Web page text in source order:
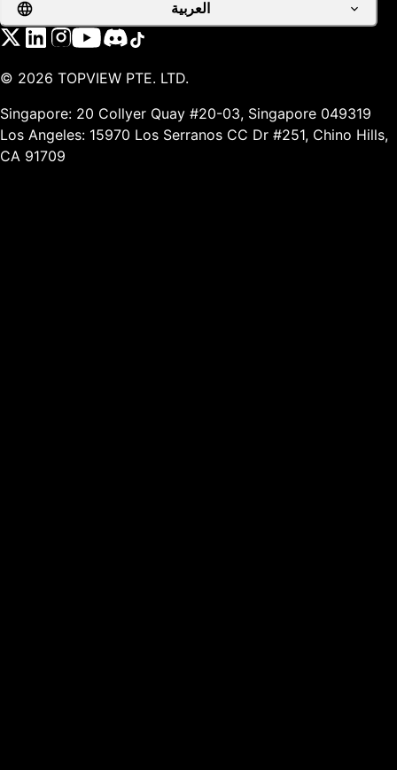
العربية
© 2026 TOPVIEW PTE. LTD.
Singapore: 20 Collyer Quay #20-03, Singapore 049319
Los Angeles: 15970 Los Serranos CC Dr #251, Chino Hills,
CA 91709